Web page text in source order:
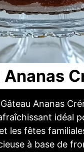
Ananas
Ananas
idéal
les fêtes
à base de